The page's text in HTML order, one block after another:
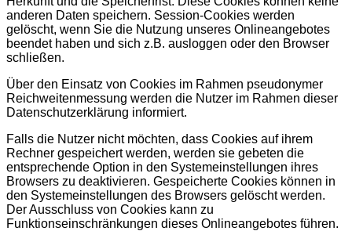
anderen Daten speichern. Session-Cookies werden
gelöscht, wenn Sie die Nutzung unseres Onlineangebotes
beendet haben und sich z.B. ausloggen oder den Browser
schließen.
Über den Einsatz von Cookies im Rahmen pseudonymer
Reichweitenmessung werden die Nutzer im Rahmen dieser
Datenschutzerklärung informiert.
Falls die Nutzer nicht möchten, dass Cookies auf ihrem
Rechner gespeichert werden, werden sie gebeten die
entsprechende Option in den Systemeinstellungen ihres
Browsers zu deaktivieren. Gespeicherte Cookies können in
den Systemeinstellungen des Browsers gelöscht werden.
Der Ausschluss von Cookies kann zu
Funktionseinschränkungen dieses Onlineangebotes führen.